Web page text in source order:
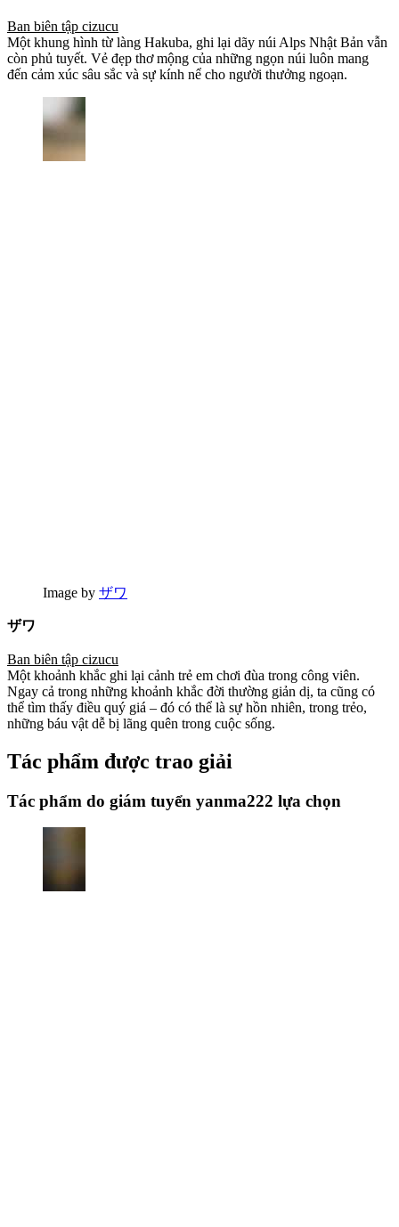
Ban biên tập cizucu
Một khung hình từ làng Hakuba, ghi lại dãy núi Alps Nhật Bản vẫn
còn phủ tuyết. Vẻ đẹp thơ mộng của những ngọn núi luôn mang
đến cảm xúc sâu sắc và sự kính nể cho người thưởng ngoạn.
Image by ザワ
ザワ
Ban biên tập cizucu
Một khoảnh khắc ghi lại cảnh trẻ em chơi đùa trong công viên.
Ngay cả trong những khoảnh khắc đời thường giản dị, ta cũng có
thể tìm thấy điều quý giá – đó có thể là sự hồn nhiên, trong trẻo,
những báu vật dễ bị lãng quên trong cuộc sống.
Tác phẩm được trao giải
Tác phẩm do giám tuyển yanma222 lựa chọn